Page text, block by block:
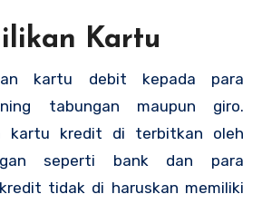
Kartu
kartu debit kepada para
tabungan maupun giro.
kartu kredit di terbitkan oleh
seperti bank dan para
tidak di haruskan memiliki